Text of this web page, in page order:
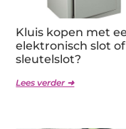
Kluis kopen met
elektronisch slot of
sleutelslot?
Lees verder ➜